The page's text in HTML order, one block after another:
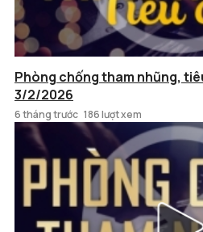
Phòng chống tham nhũng,
3/2/2026
6 tháng trước 186 lượt xem